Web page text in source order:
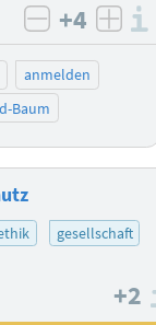
negativ
+4
anmelden
Baum
gesellschaft
+2